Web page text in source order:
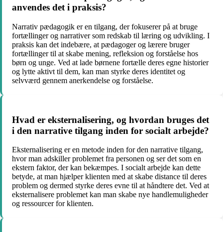
anvendes det i praksis?
Narrativ pædagogik er en tilgang, der fokuserer på at bruge
fortællinger og narrativer som redskab til læring og udvikling. I
praksis kan det indebære, at pædagoger og lærere bruger
fortællinger til at skabe mening, refleksion og forståelse hos
børn og unge. Ved at lade børnene fortælle deres egne historier
og lytte aktivt til dem, kan man styrke deres identitet og
selvværd gennem anerkendelse og forståelse.
Hvad er eksternalisering, og hvordan bruges det
i den narrative tilgang inden for socialt arbejde?
Eksternalisering er en metode inden for den narrative tilgang,
hvor man adskiller problemet fra personen og ser det som en
ekstern faktor, der kan bekæmpes. I socialt arbejde kan dette
betyde, at man hjælper klienten med at skabe distance til deres
problem og dermed styrke deres evne til at håndtere det. Ved at
eksternalisere problemet kan man skabe nye handlemuligheder
og ressourcer for klienten.